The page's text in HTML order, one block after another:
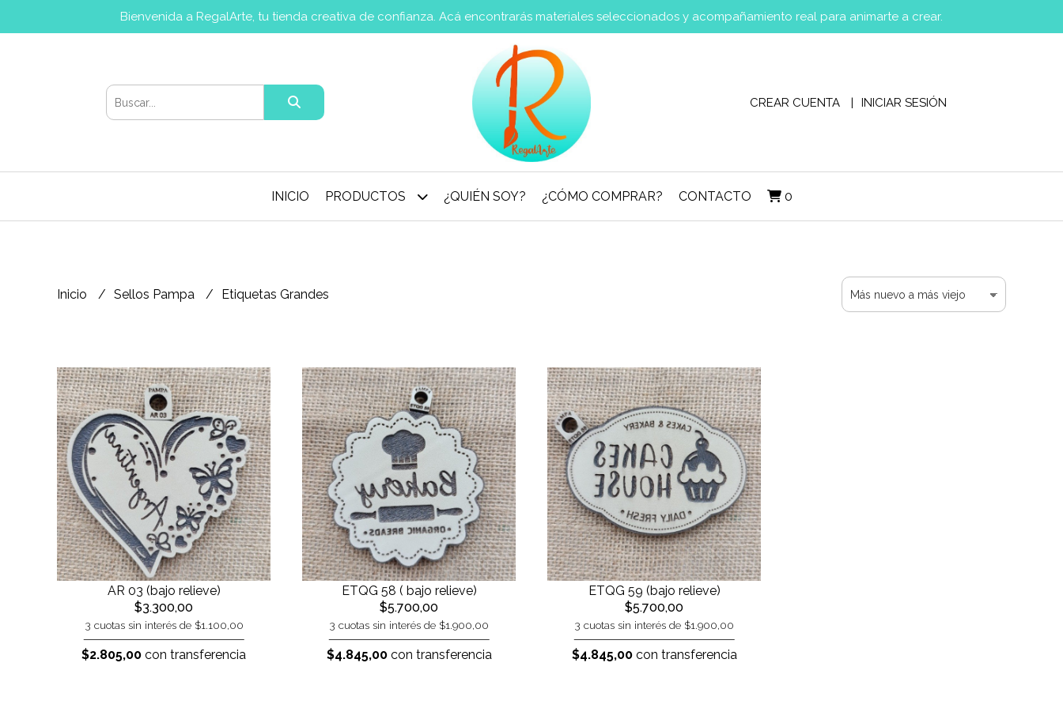
Bienvenida a RegalArte, tu tienda creativa de confianza. Acá encontrarás materiales seleccionados y acompañamiento real para animarte a crear.
CREAR CUENTA INICIAR SESIÓN
INICIO PRODUCTOS ¿QUIÉN SOY? ¿CÓMO COMPRAR? CONTACTO 0
Inicio Sellos Pampa Etiquetas Grandes
AR 03 (bajo relieve)
$3.300,00
3 cuotas sin interés de $1.100,00
$2.805,00 con transferencia
ETQG 58 ( bajo relieve)
$5.700,00
3 cuotas sin interés de $1.900,00
$4.845,00con transferencia
ETQG 59 (bajo relieve)
$5.700,00
3 cuotas sin interés de $1.900,00
$4.845,00con transferencia